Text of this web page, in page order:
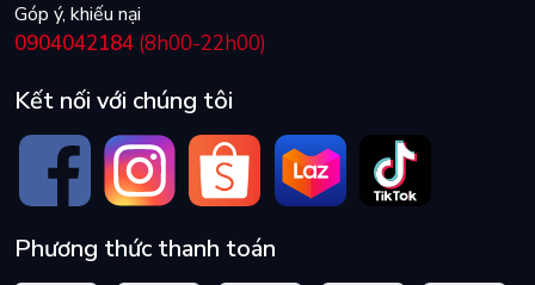
Góp ý, khiếu nại
0904042184 (8h00-22h00)
Kết nối với chúng tôi
Phương thức thanh toán